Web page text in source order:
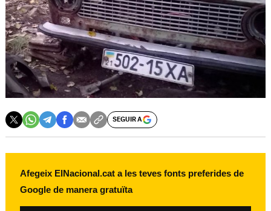
SEGUIR A
Afegeix ElNacional.cat a les teves fonts preferides de
Google de manera gratuïta